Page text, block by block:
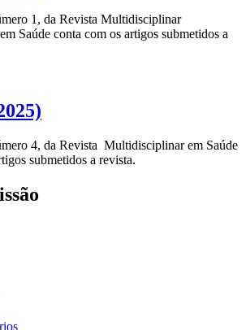
1, da Revista Multidisciplinar
Saúde conta com os artigos submetidos a
4, da Revista Multidisciplinar em Saúde
submetidos a revista.